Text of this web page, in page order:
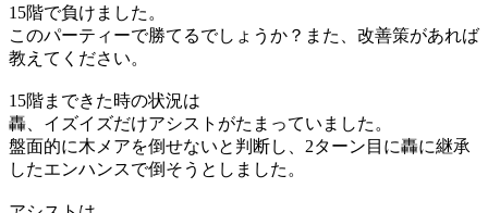
15階で負けました。
このパーティーで勝てるでしょうか？また、改善策があれば
教えてください。
15階まできた時の状況は
轟、イズイズだけアシストがたまっていました。
盤面的に木メアを倒せないと判断し、2ターン目に轟に継承
したエンハンスで倒そうとしました。